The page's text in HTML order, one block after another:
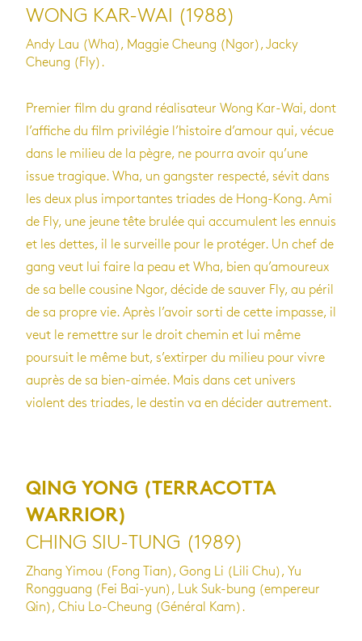
WONG KAR-WAI (1988)
Andy Lau (Wha), Maggie Cheung (Ngor), Jacky
Cheung (Fly).
Premier film du grand réalisateur Wong Kar-Wai, dont
l’affiche du film privilégie l’histoire d’amour qui, vécue
dans le milieu de la pègre, ne pourra avoir qu’une
issue tragique. Wha, un gangster respecté, sévit dans
les deux plus importantes triades de Hong-Kong. Ami
de Fly, une jeune tête brulée qui accumulent les ennuis
et les dettes, il le surveille pour le protéger. Un chef de
gang veut lui faire la peau et Wha, bien qu’amoureux
de sa belle cousine Ngor, décide de sauver Fly, au péril
de sa propre vie. Après l’avoir sorti de cette impasse, il
veut le remettre sur le droit chemin et lui même
poursuit le même but, s’extirper du milieu pour vivre
auprès de sa bien-aimée. Mais dans cet univers
violent des triades, le destin va en décider autrement.
QING YONG (TERRACOTTA
WARRIOR)
CHING SIU-TUNG (1989)
Zhang Yimou (Fong Tian), Gong Li (Lili Chu), Yu
Rongguang (Fei Bai-yun), Luk Suk-bung (empereur
Qin), Chiu Lo-Cheung (Général Kam).